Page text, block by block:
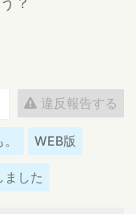
違反報告する
WEB版
ました